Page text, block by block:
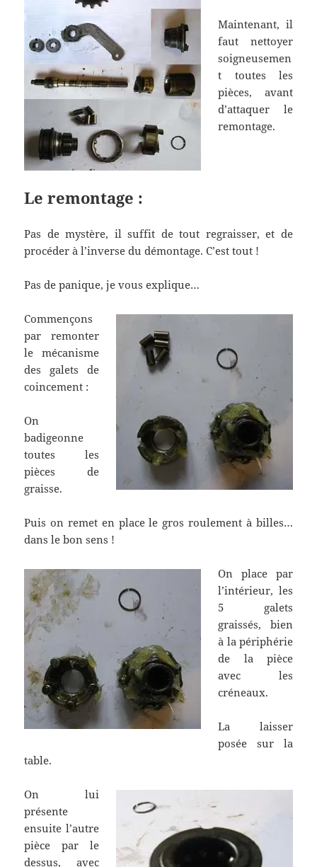
Maintenant, il
faut nettoyer
soigneusemen
t toutes les
pièces, avant
d’attaquer le
remontage.
Le remontage :
Pas de mystère, il suffit de tout regraisser, et de
procéder à l’inverse du démontage. C’est tout !
Pas de panique, je vous explique…
Commençons
par remonter
le mécanisme
des galets de
coincement :
On
badigeonne
toutes les
pièces de
graisse.
Puis on remet en place le gros roulement à billes…
dans le bon sens !
On place par
l’intérieur, les
5 galets
graissés, bien
à la périphérie
de la pièce
avec les
créneaux.
La laisser
posée sur la
table.
On lui
présente
ensuite l’autre
pièce par le
dessus, avec